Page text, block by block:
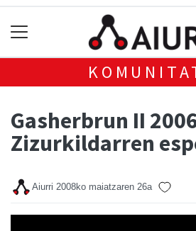
Gasherbrun II
Zizurkildarren
Aiurri 2008ko maiatzaren 26a